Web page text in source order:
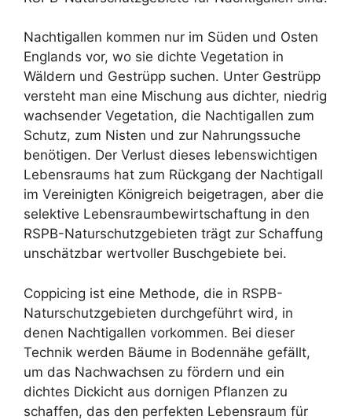
Nachtigallen kommen nur im Süden und Osten
Englands vor, wo sie dichte Vegetation in
Wäldern und Gestrüpp suchen. Unter Gestrüpp
versteht man eine Mischung aus dichter, niedrig
wachsender Vegetation, die Nachtigallen zum
Schutz, zum Nisten und zur Nahrungssuche
benötigen. Der Verlust dieses lebenswichtigen
Lebensraums hat zum Rückgang der Nachtigall
im Vereinigten Königreich beigetragen, aber die
selektive Lebensraumbewirtschaftung in den
RSPB-Naturschutzgebieten trägt zur Schaffung
unschätzbar wertvoller Buschgebiete bei.
Coppicing ist eine Methode, die in RSPB-
Naturschutzgebieten durchgeführt wird, in
denen Nachtigallen vorkommen. Bei dieser
Technik werden Bäume in Bodennähe gefällt,
um das Nachwachsen zu fördern und ein
dichtes Dickicht aus dornigen Pflanzen zu
schaffen, das den perfekten Lebensraum für